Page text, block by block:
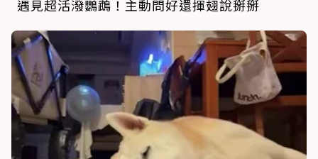
遇見超活潑鸚鵡！主動問好還揮翅說掰掰